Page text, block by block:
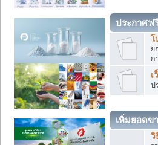
ประกาศฟ
โ
ย
ก
เ
ป
เพิ่มยอดข
วิ